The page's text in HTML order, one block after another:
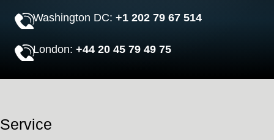
Washington DC:+1 202 79 67 514
London:+44 20 45 79 49 75
Service